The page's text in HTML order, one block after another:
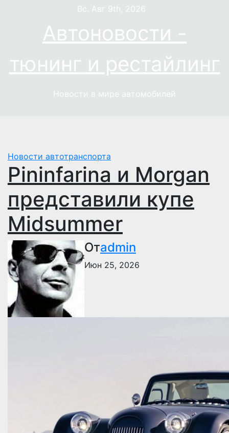
содержимому
Вс. Авг 9th, 2026
Автоновости -
тюнинг и рестайлинг
Новости в мире автомобилей
Новости автотранспорта
Pininfarina и Morgan
представили купе
Midsummer
Отadmin
Июн 25, 2026